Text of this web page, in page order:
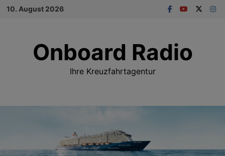
Zum10. August 2026
Onboard Radio
Ihre Kreuzfahrtagentur